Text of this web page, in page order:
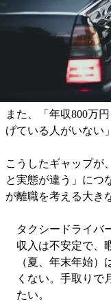
ますが、思うように
歩合制のため、成果
り、焦りや不安を感
また、「年収800万
げている人がいない
こうしたギャップが
と実態が違う」につ
が離職を考える大き
タクシードライバ
収入は不安定で、
（夏、年末年始
くない。手取りで
たい。